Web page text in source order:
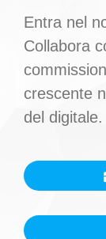
CERCA
PER:
Entra nel
Collabora
crescente
del digitale.